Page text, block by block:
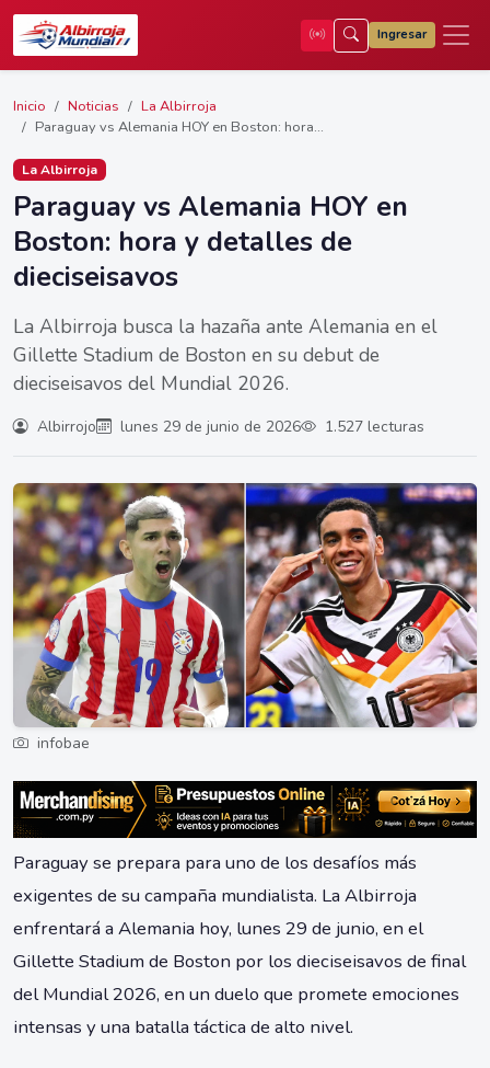
Ingresar
Inicio Noticias
La Albirroja
Paraguay vs Alemania HOY en Boston: hora...
La Albirroja
Paraguay vs Alemania HOY en
Boston: hora y detalles de
dieciseisavos
La Albirroja busca la hazaña ante Alemania en el
Gillette Stadium de Boston en su debut de
dieciseisavos del Mundial 2026.
Albirrojo lunes 29 de junio de 2026 1.527 lecturas
infobae
Paraguay se prepara para uno de los desafíos más
exigentes de su campaña mundialista. La Albirroja
enfrentará a Alemania hoy, lunes 29 de junio, en el
Gillette Stadium de Boston por los dieciseisavos de final
del Mundial 2026, en un duelo que promete emociones
intensas y una batalla táctica de alto nivel.